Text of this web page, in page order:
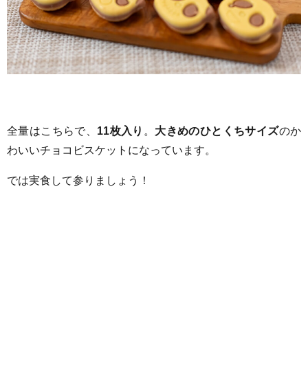
全量はこちらで、 11枚入り 。 大きめのひとくちサイズのか
わいいチョコビスケットになっています。
では実食して参りましょう！